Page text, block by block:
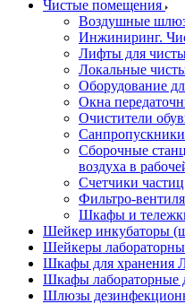
Чистые помещения
Воздушные
Инжиниринг.
Лифты для
Локальные
Оборудование
Окна
Очистители
Санпропускники
Сборочные
воздуха в
Счетчики
Фильтро-
Шкафы и
Шейкер инкубаторы
Шейкеры
Шкафы для хранения
Шкафы лабораторные
Шлюзы